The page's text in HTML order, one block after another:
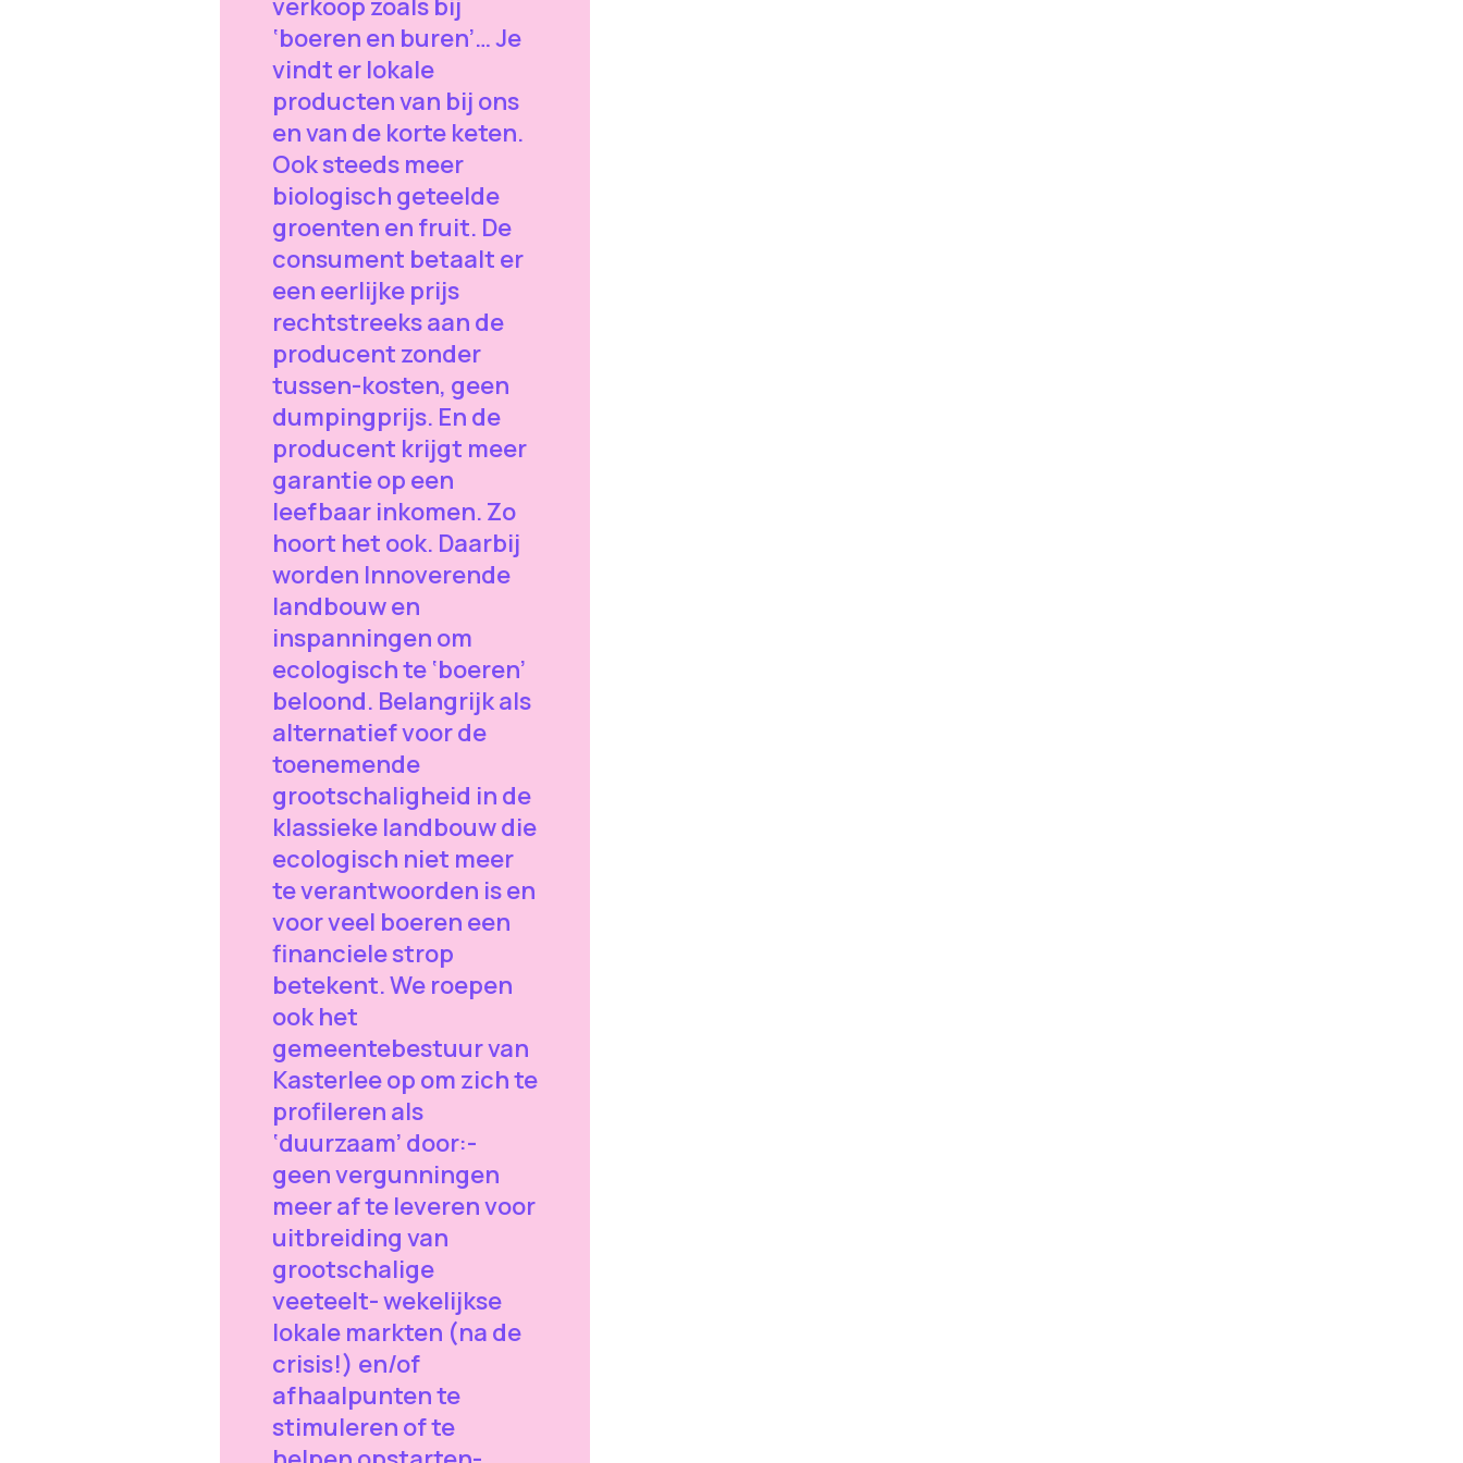
‘boeren en buren’… Je
vindt er lokale
producten van bij ons
en van de korte keten.
Ook steeds meer
biologisch geteelde
groenten en fruit. De
consument betaalt er
een eerlijke prijs
rechtstreeks aan de
producent zonder
tussen-kosten, geen
dumpingprijs. En de
producent krijgt meer
garantie op een
leefbaar inkomen. Zo
hoort het ook. Daarbij
worden Innoverende
landbouw en
inspanningen om
ecologisch te ‘boeren’
beloond. Belangrijk als
alternatief voor de
toenemende
grootschaligheid in de
klassieke landbouw die
ecologisch niet meer
te verantwoorden is en
voor veel boeren een
financiele strop
betekent. We roepen
ook het
gemeentebestuur van
Kasterlee op om zich te
profileren als
‘duurzaam’ door:-
geen vergunningen
meer af te leveren voor
uitbreiding van
grootschalige
veeteelt- wekelijkse
lokale markten (na de
crisis!) en/of
afhaalpunten te
stimuleren of te